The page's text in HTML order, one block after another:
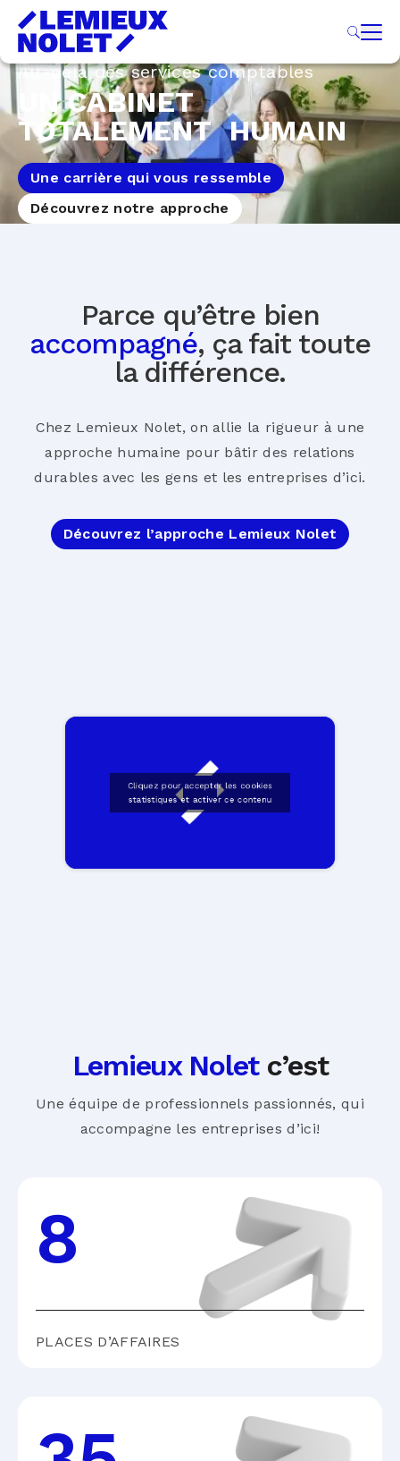
Au-delà des services comptables
UN CABINET
TOTALEMENT HUMAIN
Une carrière qui vous ressemble
Découvrez notre approche
Parce qu’être bien
accompagné, ça fait toute
la différence.
Chez Lemieux Nolet, on allie la rigueur à une
approche humaine pour bâtir des relations
durables avec les gens et les entreprises d’ici.
Découvrez l’approche Lemieux Nolet
Cliquez pour accepter les cookies
statistiques et activer ce contenu
Lemieux Noletc’est
Une équipe de professionnels passionnés, qui
accompagne les entreprises d’ici!
8
PLACES D’AFFAIRES